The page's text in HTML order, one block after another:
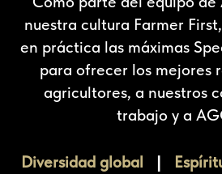
nuestra cultura Farmer
en práctica las máximas
para ofrecer los mejores
agricultores, a nuestros
trabajo y a
Diversidad global |